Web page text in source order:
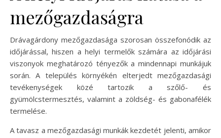
mezőgazdaságra
Drávagárdony mezőgazdasága szorosan összefonódik az
időjárással, hiszen a helyi termelők számára az időjárási
viszonyok meghatározó tényezők a mindennapi munkájuk
során. A település környékén elterjedt mezőgazdasági
tevékenységek közé tartozik a szőlő- és
gyümölcstermesztés, valamint a zöldség- és gabonafélék
termelése.
A tavasz a mezőgazdasági munkák kezdetét jelenti, amikor